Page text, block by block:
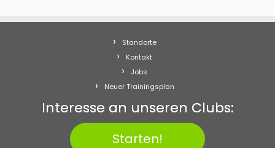
Standorte
Kontakt
Jobs
Neuer Trainingsplan
Interesse an unseren Clubs:
Starten!